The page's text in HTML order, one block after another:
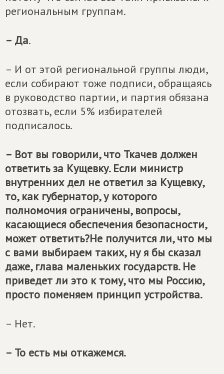
региональным группам.
– Да.
– И от этой региональной группы люди,
если собирают тоже подписи, обращаясь
в руководство партии, и партия обязана
отозвать, если 5% избирателей
подписалось.
– Вот вы говорили, что Ткачев должен
ответить за Кущевку. Если министр
внутренних дел не ответил за Кущевку,
то, как губернатор, у которого
полномочия ограничены, вопросы,
касающиеся обеспечения безопасности,
может ответить?Не получится ли, что мы
с вами выбираем таких, ну я бы сказал
даже, глава маленьких государств. Не
приведет ли это к тому, что мы Россию,
просто поменяем принцип устройства.
– Нет.
– То есть мы откажемся.